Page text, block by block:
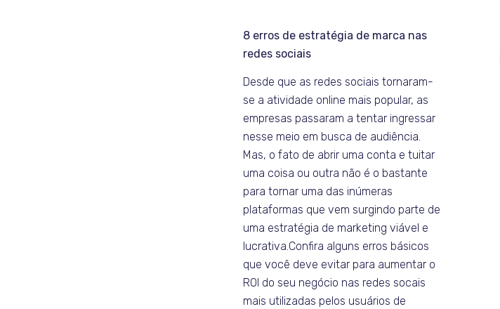
8 erros de estratégia de marca nas
redes sociais
Desde que as redes sociais tornaram-
se a atividade online mais popular, as
empresas passaram a tentar ingressar
nesse meio em busca de audiência.
Mas, o fato de abrir uma conta e tuitar
uma coisa ou outra não é o bastante
para tornar uma das inúmeras
plataformas que vem surgindo parte de
uma estratégia de marketing viável e
lucrativa.Confira alguns erros básicos
que você deve evitar para aumentar o
ROI do seu negócio nas redes socais
mais utilizadas pelos usuários de